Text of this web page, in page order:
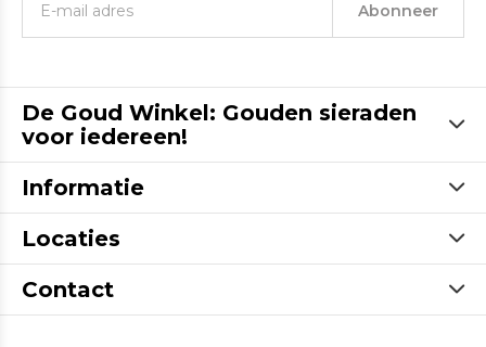
Abonneer
De Goud Winkel: Gouden sieraden
voor iedereen!
Informatie
Locaties
Contact